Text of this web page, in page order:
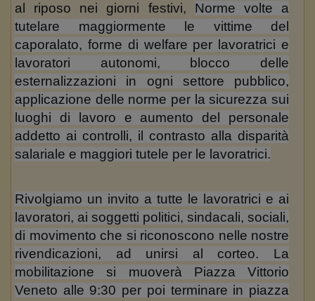
al riposo nei giorni festivi, Norme volte a
tutelare maggiormente le vittime del
caporalato, forme di welfare per lavoratrici e
lavoratori autonomi, blocco delle
esternalizzazioni in ogni settore pubblico,
applicazione delle norme per la sicurezza sui
luoghi di lavoro e aumento del personale
addetto ai controlli, il contrasto alla disparità
salariale e maggiori tutele per le lavoratrici.
Rivolgiamo un invito a tutte le lavoratrici e ai
lavoratori, ai soggetti politici, sindacali, sociali,
di movimento che si riconoscono nelle nostre
rivendicazioni, ad unirsi al corteo. La
mobilitazione si muoverà Piazza Vittorio
Veneto alle 9:30 per poi terminare in piazza